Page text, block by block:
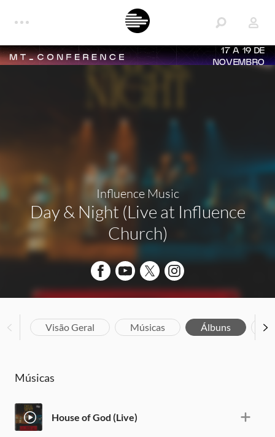
17 A 19 DE
NOVEMBRO
Influence Music
Day & Night (Live at Influence
Church)
Visão Geral Músicas Álbuns
Músicas
House of God (Live)